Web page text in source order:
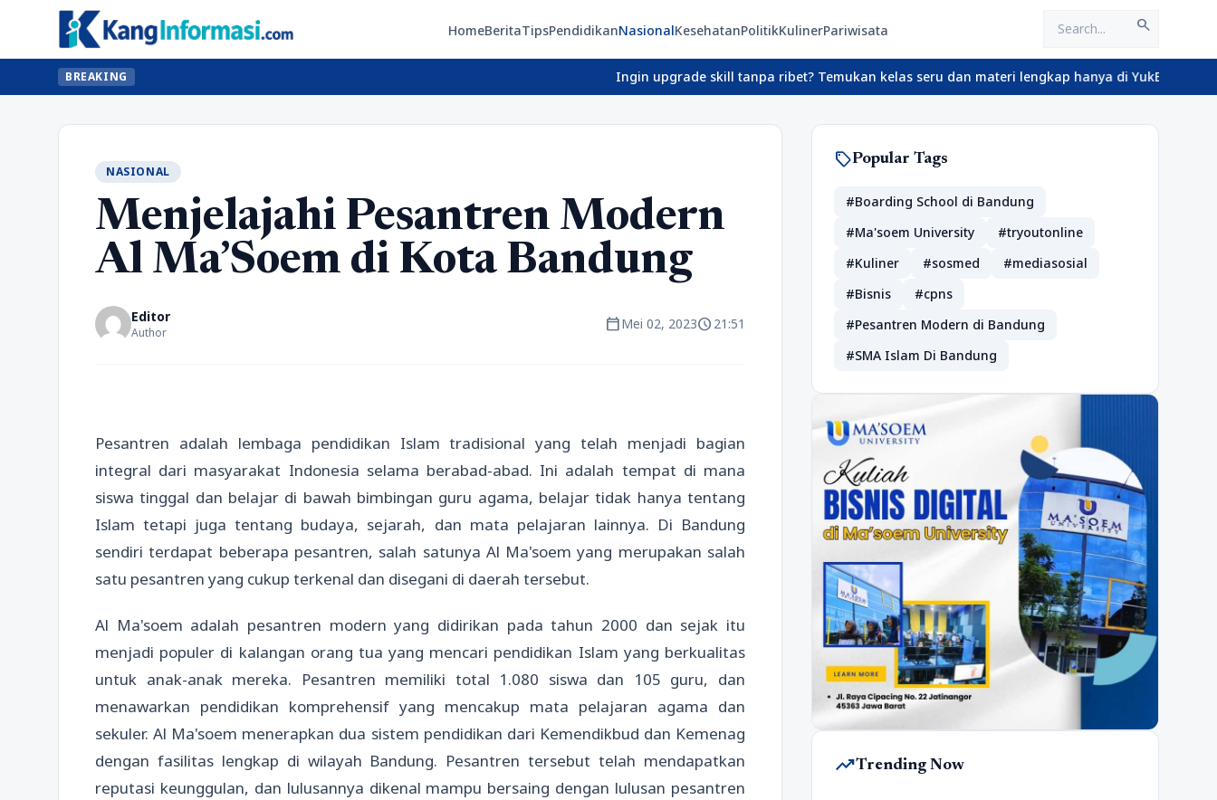
HomeBeritaTipsPendidikanNasionalKesehatanPolitikKulinerPariwisata search
BREAKING Ingin upgrade skill tanpa ribet? Temukan kelas seru dan materi lengkap hanya di YukBelajar.com. Mulai
NASIONAL
Menjelajahi Pesantren Modern
Al Ma’Soem di Kota Bandung
Editor
Author calendar_todayMei 02, 2023schedule21:51
Pesantren adalah lembaga pendidikan Islam tradisional yang telah menjadi bagian
integral dari masyarakat Indonesia selama berabad-abad. Ini adalah tempat di mana
siswa tinggal dan belajar di bawah bimbingan guru agama, belajar tidak hanya tentang
Islam tetapi juga tentang budaya, sejarah, dan mata pelajaran lainnya. Di Bandung
sendiri terdapat beberapa pesantren, salah satunya Al Ma'soem yang merupakan salah
satu pesantren yang cukup terkenal dan disegani di daerah tersebut.
Al Ma'soem adalah pesantren modern yang didirikan pada tahun 2000 dan sejak itu
menjadi populer di kalangan orang tua yang mencari pendidikan Islam yang berkualitas
untuk anak-anak mereka. Pesantren memiliki total 1.080 siswa dan 105 guru, dan
menawarkan pendidikan komprehensif yang mencakup mata pelajaran agama dan
sekuler. Al Ma'soem menerapkan dua sistem pendidikan dari Kemendikbud dan Kemenag
dengan fasilitas lengkap di wilayah Bandung. Pesantren tersebut telah mendapatkan
reputasi keunggulan, dan lulusannya dikenal mampu bersaing dengan lulusan pesantren
sellPopular Tags
#Boarding School di Bandung
#Ma'soem University
#tryoutonline
#Kuliner
#sosmed
#mediasosial
#Bisnis
#cpns
#Pesantren Modern di Bandung
#SMA Islam Di Bandung
trending_upTrending Now